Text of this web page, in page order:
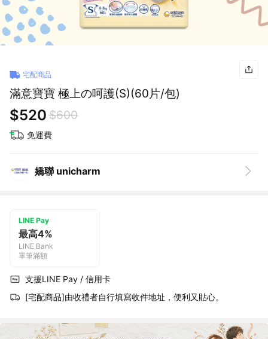
宅配商品
滿意寶寶 極上の呵護(S)(60片/包)
$520 $600
免運費
嬌聯 unicharm
LINE Pay
最高4%
LINE Bank
單筆滿額
支援LINE Pay / 信用卡
[宅配商品]由收禮者自行填寫收件地址，便利又貼心。